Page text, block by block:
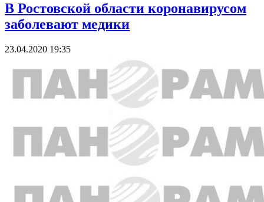
В Ростовской области коронавирусом
заболевают медики
23.04.2020 19:35